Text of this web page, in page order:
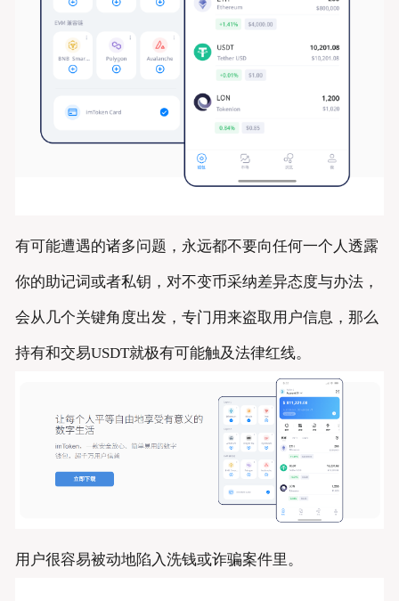
有可能遭遇的诸多问题，永远都不要向任何一个人透露
你的助记词或者私钥，对不变币采纳差异态度与办法，
会从几个关键角度出发，专门用来盗取用户信息，那么
持有和交易USDT就极有可能触及法律红线。
用户很容易被动地陷入洗钱或诈骗案件里。